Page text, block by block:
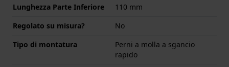
Lunghezza Parte Inferiore
110 mm
Regolato su misura?
No
Tipo di montatura
Perni a molla a sgancio
rapido